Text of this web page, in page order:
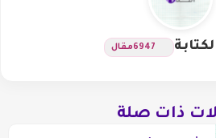
6947مقال
ذات صلة